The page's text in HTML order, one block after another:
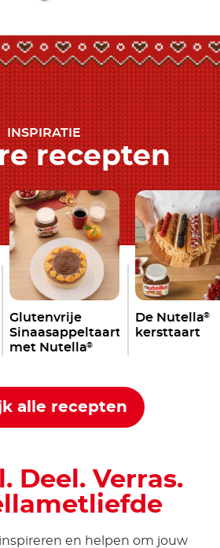
INSPIRATIE
recepten
Glutenvrije
Sinaasappeltaart
met Nutella®
De Nutella®
kersttaart
alle recepten
Deel. Verras.
en helpen om jouw